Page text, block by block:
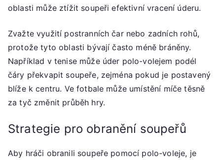
oblasti může ztížit soupeři efektivní vracení úderu.
Zvažte využití postranních čar nebo zadních rohů,
protože tyto oblasti bývají často méně bráněny.
Například v tenise může úder polo-volejem podél
čáry překvapit soupeře, zejména pokud je postavený
blíže k centru. Ve fotbale může umístění míče těsně
za tyč změnit průběh hry.
Strategie pro obranění soupeřů
Aby hráči obranili soupeře pomocí polo-voleje, je